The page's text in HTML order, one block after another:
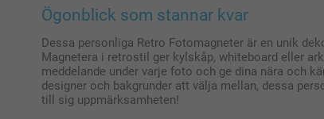
Ögonblick som stannar kvar
Dessa personliga Retro Fotomagneter är en unik
Magnetera i retrostil ger kylskåp, whiteboard eller
meddelande under varje foto och ge dina nära och
designer och bakgrunder att välja mellan, dessa
till sig uppmärksamheten!